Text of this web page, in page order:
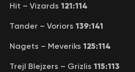
Hit – Vizards 121:114
Tander – Voriors 139:141
Nagets – Meveriks 125:114
Trejl Blejzers – Grizlis 115:113